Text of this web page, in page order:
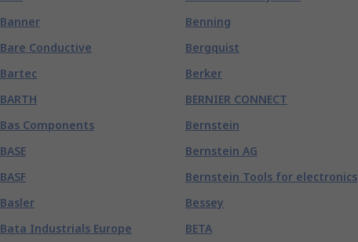
Banner
Bare Conductive
Bartec
BARTH
Bas Components
BASE
BASF
Basler
Bata Industrials Europe
Benning
Bergquist
Berker
BERNIER CONNECT
Bernstein
Bernstein AG
Bernstein Tools for electronics
Bessey
BETA